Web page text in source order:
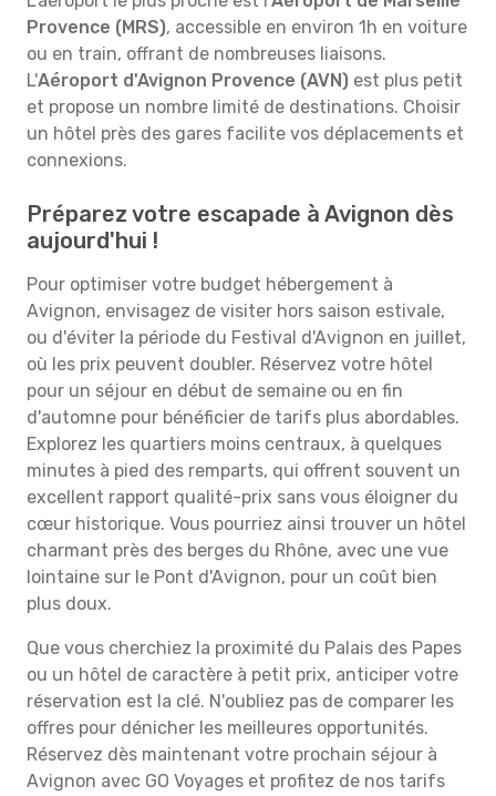
Provence (MRS), accessible en environ 1h en voiture
ou en train, offrant de nombreuses liaisons.
L'Aéroport d'Avignon Provence (AVN) est plus petit
et propose un nombre limité de destinations. Choisir
un hôtel près des gares facilite vos déplacements et
connexions.
Préparez votre escapade à Avignon dès
aujourd'hui !
Pour optimiser votre budget hébergement à
Avignon, envisagez de visiter hors saison estivale,
ou d'éviter la période du Festival d'Avignon en juillet,
où les prix peuvent doubler. Réservez votre hôtel
pour un séjour en début de semaine ou en fin
d'automne pour bénéficier de tarifs plus abordables.
Explorez les quartiers moins centraux, à quelques
minutes à pied des remparts, qui offrent souvent un
excellent rapport qualité-prix sans vous éloigner du
cœur historique. Vous pourriez ainsi trouver un hôtel
charmant près des berges du Rhône, avec une vue
lointaine sur le Pont d'Avignon, pour un coût bien
plus doux.
Que vous cherchiez la proximité du Palais des Papes
ou un hôtel de caractère à petit prix, anticiper votre
réservation est la clé. N'oubliez pas de comparer les
offres pour dénicher les meilleures opportunités.
Réservez dès maintenant votre prochain séjour à
Avignon avec GO Voyages et profitez de nos tarifs